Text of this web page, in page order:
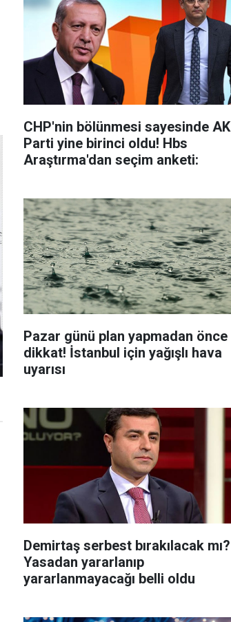
CHP'nin bölünmesi sayesinde AK
Parti yine birinci oldu! Hbs
Araştırma'dan seçim anketi:
Pazar günü plan yapmadan önce
dikkat! İstanbul için yağışlı hava
uyarısı
Demirtaş serbest bırakılacak mı?
Yasadan yararlanıp
yararlanmayacağı belli oldu